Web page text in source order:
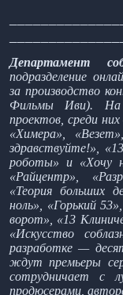
Департамент
подразделение
за производство
Фильмы Иви). На
проектов, среди
«Химера»,
здравствуйте!»,
роботы» и «Хочу
«Райцентр»,
«Теория больших
ноль», «Горький
ворот», «13
«Искусство
разработке —
ждут премьеры
сотрудничает с
продюсерами,